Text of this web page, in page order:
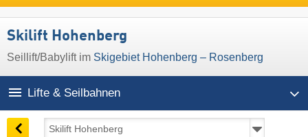
Skilift Hohenberg
Seillift/Babylift im Skigebiet Hohenberg – Rosenberg
Lifte & Seilbahnen